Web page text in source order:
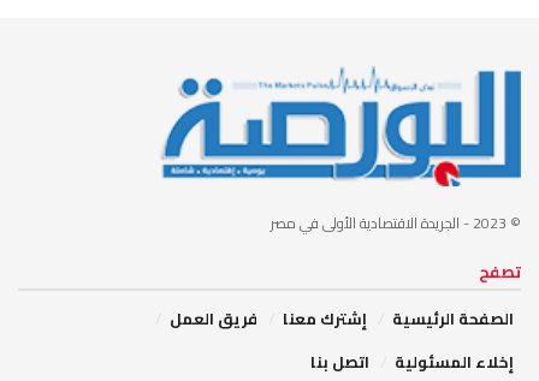
© 2023 - الجريدة الاقتصادية الأولى في مصر
تصفح
الصفحة الرئيسية
إشترك معنا
فريق العمل
إخلاء المسئولية
اتصل بنا